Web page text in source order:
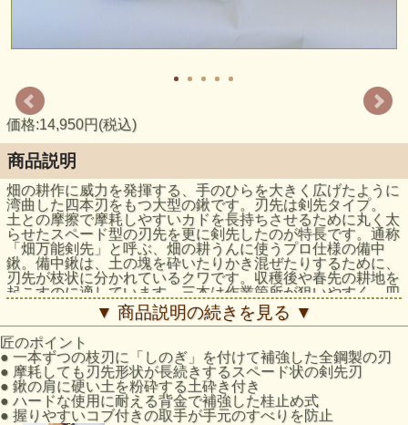
価格:14,950円(税込)
商品説明
畑の耕作に威力を発揮する、手のひらを大きく広げたように
湾曲した四本刃をもつ大型の鍬です。刃先は剣先タイプ。
土との摩擦で摩耗しやすいカドを長持ちさせるために丸く太
らせたスペード型の刃先を更に剣先したのが特長です。通称
「畑万能剣先」と呼ぶ、畑の耕うんに使うプロ仕様の備中
鍬。備中鍬は、土の塊を砕いたりかき混ぜたりするために、
刃先が枝状に分かれているクワです。収穫後や春先の耕地を
起こすのに適しています。三本は作業箇所が狙いやすく、四
本は土を混ぜやすくなっています。また、刃先が細く狭まっ
ているものは固い土質向きで、広がっているものは柔らかい
土質に向いています。
▼ 商品説明の続きを見る ▼
匠のポイント
● 一本ずつの枝刃に「しのぎ」を付けて補強した全鋼製の刃
● 摩耗しても刃先形状が長続きするスペード状の剣先刃
● 鍬の肩に硬い土を粉砕する土砕き付き
● ハードな使用に耐える背金で補強した桂止め式
● 握りやすいコブ付きの取手が手元のすべりを防止